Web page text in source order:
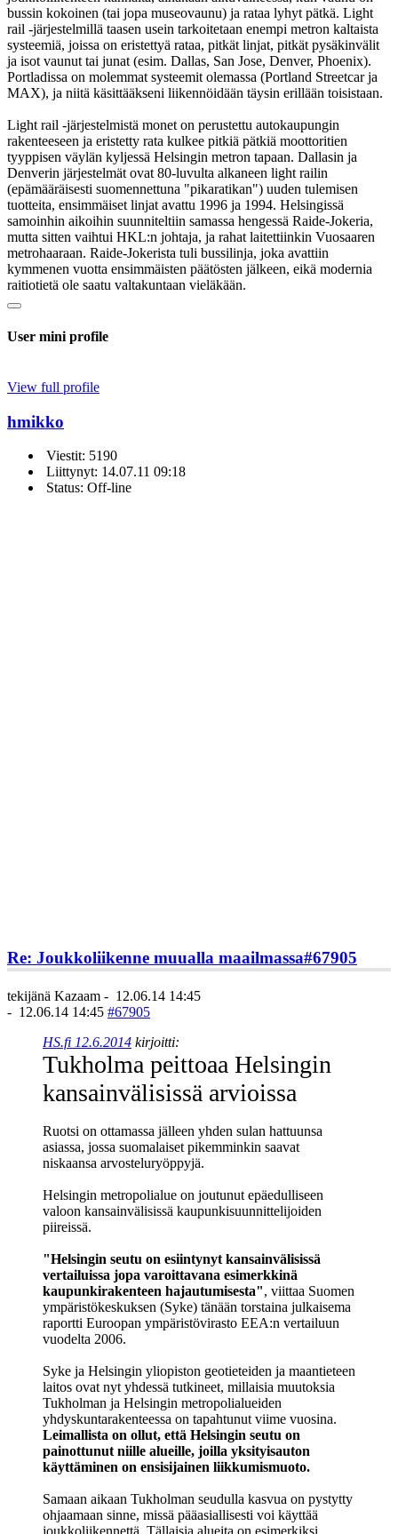
bussin kokoinen (tai jopa museovaunu) ja rataa lyhyt pätkä. Light
rail -järjestelmillä taasen usein tarkoitetaan enempi metron kaltaista
systeemiä, joissa on eristettyä rataa, pitkät linjat, pitkät pysäkinvälit
ja isot vaunut tai junat (esim. Dallas, San Jose, Denver, Phoenix).
Portladissa on molemmat systeemit olemassa (Portland Streetcar ja
MAX), ja niitä käsittääkseni liikennöidään täysin erillään toisistaan.
Light rail -järjestelmistä monet on perustettu autokaupungin
rakenteeseen ja eristetty rata kulkee pitkiä pätkiä moottoritien
tyyppisen väylän kyljessä Helsingin metron tapaan. Dallasin ja
Denverin järjestelmät ovat 80-luvulta alkaneen light railin
(epämääräisesti suomennettuna "pikaratikan") uuden tulemisen
tuotteita, ensimmäiset linjat avattu 1996 ja 1994. Helsingissä
samoinhin aikoihin suunniteltiin samassa hengessä Raide-Jokeria,
mutta sitten vaihtui HKL:n johtaja, ja rahat laitettiinkin Vuosaaren
metrohaaraan. Raide-Jokerista tuli bussilinja, joka avattiin
kymmenen vuotta ensimmäisten päätösten jälkeen, eikä modernia
raitiotietä ole saatu valtakuntaan vieläkään.
User mini profile
View full profile
hmikko
Viestit: 5190
Liittynyt: 14.07.11 09:18
Status: Off-line
Re: Joukkoliikenne muualla maailmassa#67905
tekijänä Kazaam - 12.06.14 14:45
- 12.06.14 14:45 #67905
HS.fi 12.6.2014 kirjoitti:
Tukholma peittoaa Helsingin
kansainvälisissä arvioissa
Ruotsi on ottamassa jälleen yhden sulan hattuunsa
asiassa, jossa suomalaiset pikemminkin saavat
niskaansa arvosteluryöppyjä.
Helsingin metropolialue on joutunut epäedulliseen
valoon kansainvälisissä kaupunkisuunnittelijoiden
piireissä.
"Helsingin seutu on esiintynyt kansainvälisissä
vertailuissa jopa varoittavana esimerkkinä
kaupunkirakenteen hajautumisesta", viittaa Suomen
ympäristökeskuksen (Syke) tänään torstaina julkaisema
raportti Euroopan ympäristövirasto EEA:n vertailuun
vuodelta 2006.
Syke ja Helsingin yliopiston geotieteiden ja maantieteen
laitos ovat nyt yhdessä tutkineet, millaisia muutoksia
Tukholman ja Helsingin metropolialueiden
yhdyskuntarakenteessa on tapahtunut viime vuosina.
Leimallista on ollut, että Helsingin seutu on
painottunut niille alueille, joilla yksityisauton
käyttäminen on ensisijainen liikkumismuoto.
Samaan aikaan Tukholman seudulla kasvua on pystytty
ohjaamaan sinne, missä pääasiallisesti voi käyttää
joukkoliikennettä. Tällaisia alueita on esimerkiksi